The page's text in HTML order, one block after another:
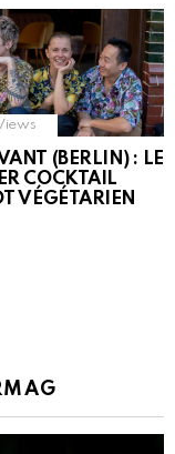
(BERLIN) : LE
COCKTAIL
VÉGÉTARIEN